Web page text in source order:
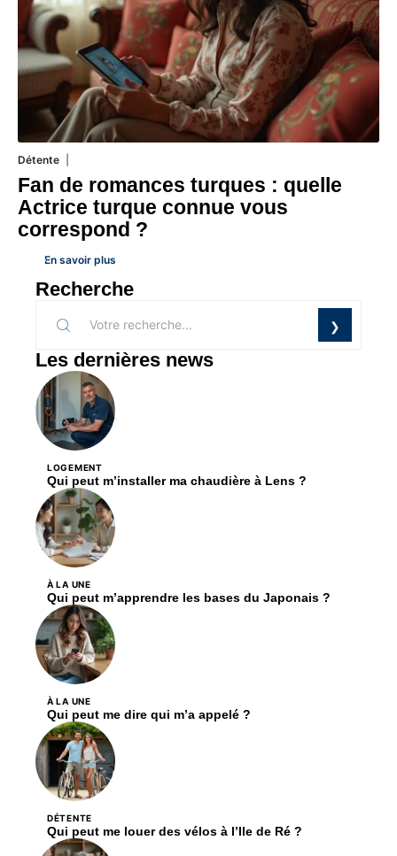
Détente
Fan de romances turques : quelle
Actrice turque connue vous
correspond ?
En savoir plus
Recherche
Les dernières news
LOGEMENT
Qui peut m’installer ma chaudière à Lens ?
À LA UNE
Qui peut m’apprendre les bases du Japonais ?
À LA UNE
Qui peut me dire qui m’a appelé ?
DÉTENTE
Qui peut me louer des vélos à l’Ile de Ré ?